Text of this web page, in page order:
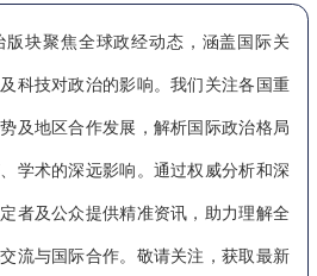
块聚焦全球政经动态，涵盖国际关
科技对政治的影响。我们关注各国重
及地区合作发展，解析国际政治格局
学术的深远影响。通过权威分析和深
者及公众提供精准资讯，助力理解全
流与国际合作。敬请关注，获取最新